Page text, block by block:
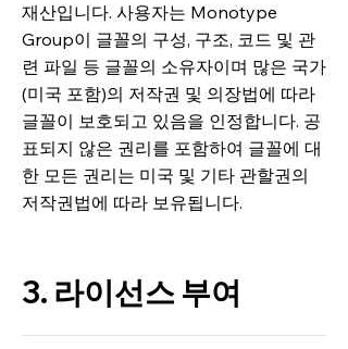
재산입니다. 사용자는 Monotype
Group이 글꼴의 구성, 구조, 코드 및 관
련 파일 등 글꼴의 소유자이며 많은 국가
(미국 포함)의 저작권 및 의장법에 따라
글꼴이 보호되고 있음을 인정합니다. 공
표되지 않은 권리를 포함하여 글꼴에 대
한 모든 권리는 미국 및 기타 관할권의
저작권법에 따라 보유됩니다.
3. 라이선스 부여